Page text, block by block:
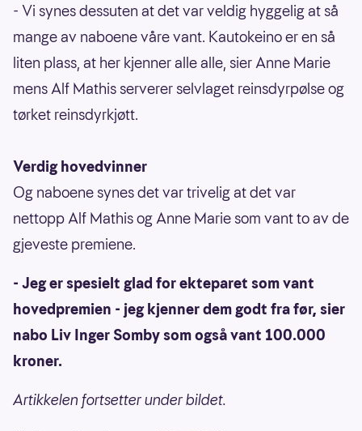
- Vi synes dessuten at det var veldig hyggelig at så
mange av naboene våre vant. Kautokeino er en så
liten plass, at her kjenner alle alle, sier Anne Marie
mens Alf Mathis serverer selvlaget reinsdyrpølse og
tørket reinsdyrkjøtt.
Verdig hovedvinner
Og naboene synes det var trivelig at det var
nettopp Alf Mathis og Anne Marie som vant to av de
gjeveste premiene.
- Jeg er spesielt glad for ekteparet som vant
hovedpremien - jeg kjenner dem godt fra før, sier
nabo Liv Inger Somby som også vant 100.000
kroner.
Artikkelen fortsetter under bildet.